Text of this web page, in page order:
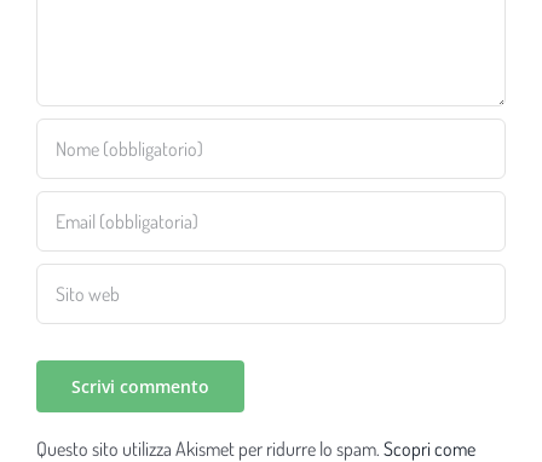
Questo sito utilizza Akismet per ridurre lo spam. Scopri come